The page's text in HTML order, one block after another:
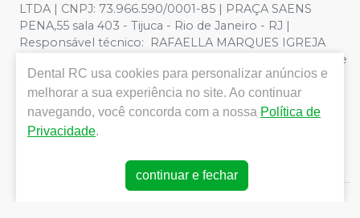
LTDA | CNPJ: 73.966.590/0001-85 | PRAÇA SAENS
PENA,55 sala 403 - Tijuca - Rio de Janeiro - RJ |
Responsável técnico: RAFAELLA MARQUES IGREJA
DOS SANTOS CRO/RJ nº 55115 | Política de Privacidade e
Segurança - Fotos meramente ilustrativas - Os preços e
condições da loja virtual estão sujeitos a alterações. Em
caso de divergência de preços no site, o valor válido é o
do Carrinho de Compra. Não vendemos por atacado,
compras de grandes volumes pelo site.
Dental RC usa cookies para personalizar anúncios e
melhorar a sua experiência no site. Ao continuar
navegando, você concorda com a nossa Política de
Privacidade.
continuar e fechar